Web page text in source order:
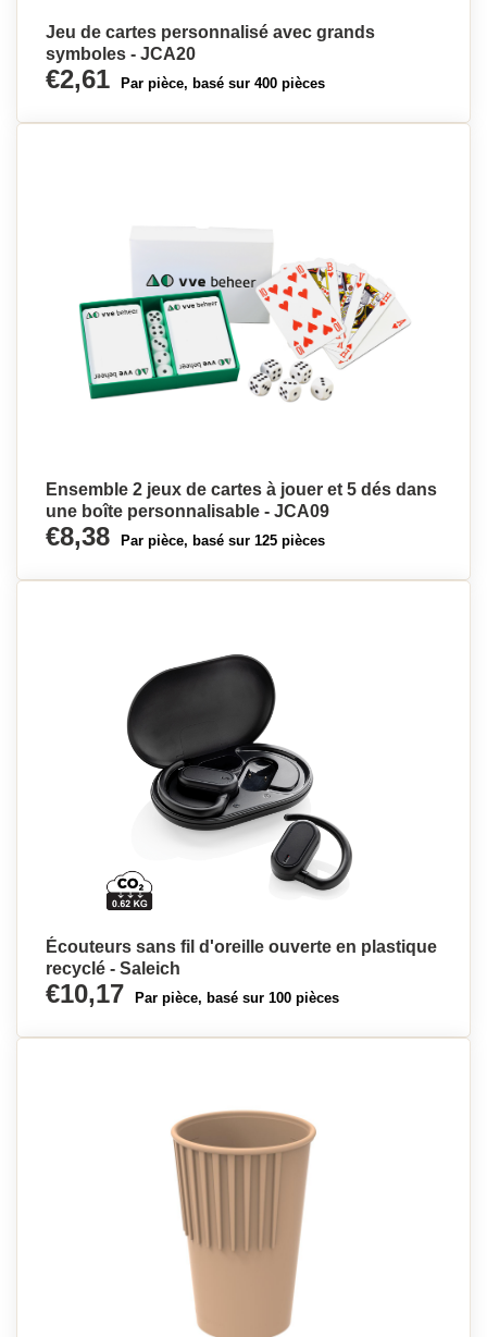
Jeu de cartes personnalisé avec grands
symboles - JCA20
€2,61 Par pièce, basé sur 400 pièces
Ensemble 2 jeux de cartes à jouer et 5 dés dans
une boîte personnalisable - JCA09
€8,38 Par pièce, basé sur 125 pièces
Écouteurs sans fil d'oreille ouverte en plastique
recyclé - Saleich
€10,17 Par pièce, basé sur 100 pièces